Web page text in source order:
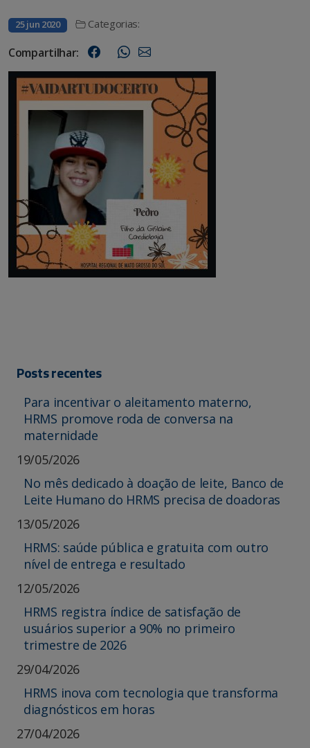
25 jun 2020 Categorias:
Compartilhar:
Posts recentes
Para incentivar o aleitamento materno,
HRMS promove roda de conversa na
maternidade
19/05/2026
No mês dedicado à doação de leite, Banco de
Leite Humano do HRMS precisa de doadoras
13/05/2026
HRMS: saúde pública e gratuita com outro
nível de entrega e resultado
12/05/2026
HRMS registra índice de satisfação de
usuários superior a 90% no primeiro
trimestre de 2026
29/04/2026
HRMS inova com tecnologia que transforma
diagnósticos em horas
27/04/2026